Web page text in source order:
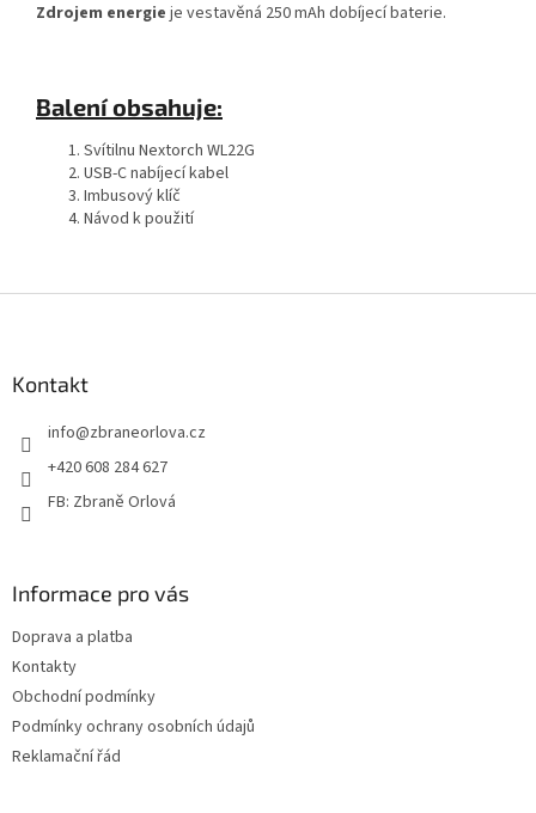
Zdrojem energie je vestavěná 250 mAh dobíjecí baterie.
Balení obsahuje:
Svítilnu Nextorch WL22G
USB-C nabíjecí kabel
Imbusový klíč
Návod k použití
Kontakt
info@zbraneorlova.cz
+420 608 284 627
FB: Zbraně Orlová
Informace pro vás
Doprava a platba
Kontakty
Obchodní podmínky
Podmínky ochrany osobních údajů
Reklamační řád